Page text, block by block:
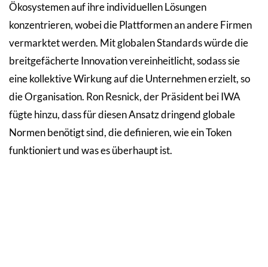
Ökosystemen auf ihre individuellen Lösungen
konzentrieren, wobei die Plattformen an andere Firmen
vermarktet werden. Mit globalen Standards würde die
breitgefächerte Innovation vereinheitlicht, sodass sie
eine kollektive Wirkung auf die Unternehmen erzielt, so
die Organisation. Ron Resnick, der Präsident bei IWA
fügte hinzu, dass für diesen Ansatz dringend globale
Normen benötigt sind, die definieren, wie ein Token
funktioniert und was es überhaupt ist.